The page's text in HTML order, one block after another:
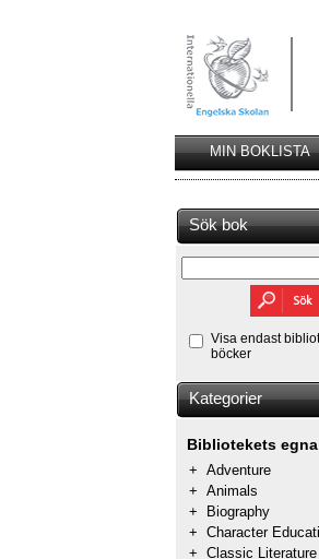
MIN BOKLISTA
Sök bok
Visa endast
böcker
Kategorier
Bibliotekets egna
+ Adventure
+ Animals
+
Biography
+ Character
+ Classic Literature